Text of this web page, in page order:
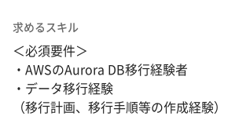
求めるスキル
＜必須要件＞
・AWSのAurora DB移行経験者
・データ移行経験
（移行計画、移行手順等の作成経験）